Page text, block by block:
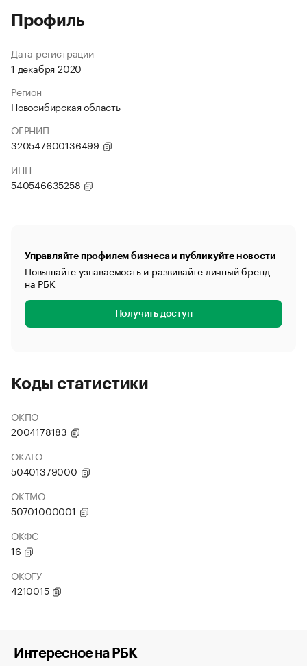
Профиль
Дата регистрации
1 декабря 2020
Регион
Новосибирская область
ОГРНИП
320547600136499
ИНН
540546635258
Управляйте профилем бизнеса и публикуйте новости
Повышайте узнаваемость и развивайте личный бренд
на РБК
Получить доступ
Коды статистики
ОКПО
2004178183
ОКАТО
50401379000
ОКТМО
50701000001
ОКФС
16
ОКОГУ
4210015
Интересное на РБК